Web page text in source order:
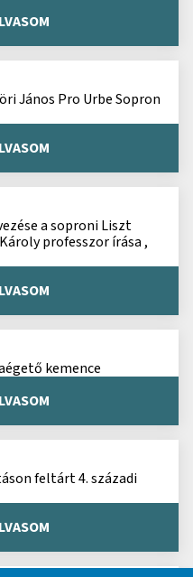
János Pro Urbe Sopron
a soproni Liszt
professzor írása ,
kemence
feltárt 4. századi